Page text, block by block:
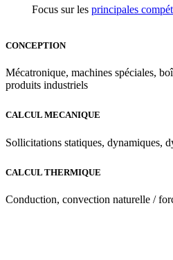
Focus sur les principales
CONCEPTION
Mécatronique, machines spéciales,
produits industriels
CALCUL MECANIQUE
Sollicitations statiques, dynamiques,
CALCUL THERMIQUE
Conduction, convection naturelle /